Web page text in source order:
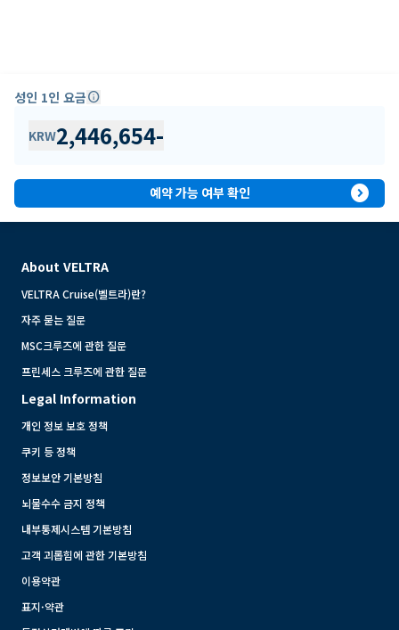
성인 1인 요금info
KRW2,446,654-
예약 가능 여부 확인 expand_circle_right
About VELTRA
VELTRA Cruise(벨트라)란?
자주 묻는 질문
MSC크루즈에 관한 질문
프린세스 크루즈에 관한 질문
Legal Information
개인 정보 보호 정책
쿠키 등 정책
정보보안 기본방침
뇌물수수 금지 정책
내부통제시스템 기본방침
고객 괴롭힘에 관한 기본방침
이용약관
표지·약관